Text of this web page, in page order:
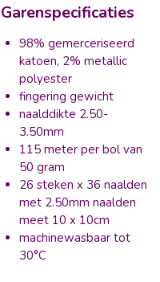
Garenspecificaties
98% gemerceriseerd
katoen, 2% metallic
polyester
fingering gewicht
naalddikte 2.50-
3.50mm
115 meter per bol van
50 gram
26 steken x 36 naalden
met 2.50mm naalden
meet 10 x 10cm
machinewasbaar tot
30°C